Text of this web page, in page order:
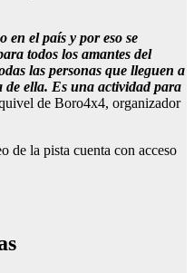
en el país y por eso se
todos los amantes del
las personas que lleguen a
ella. Es una actividad para
de Boro4x4, organizador
de la pista cuenta con acceso